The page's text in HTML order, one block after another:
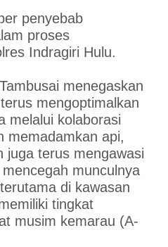
penyebab
proses
Indragiri Hulu.
menegaskan
mengoptimalkan
melalui kolaborasi
memadamkan api,
juga terus mengawasi
munculnya
di kawasan
tingkat
musim kemarau (A-